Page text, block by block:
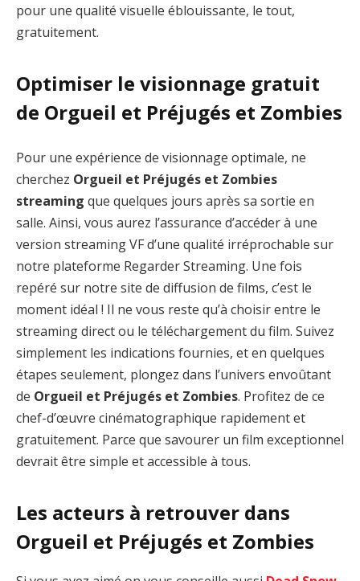
pour une qualité visuelle éblouissante, le tout,
gratuitement.
Optimiser le visionnage gratuit
de Orgueil et Préjugés et Zombies
Pour une expérience de visionnage optimale, ne
cherchez Orgueil et Préjugés et Zombies
streaming que quelques jours après sa sortie en
salle. Ainsi, vous aurez l’assurance d’accéder à une
version streaming VF d’une qualité irréprochable sur
notre plateforme Regarder Streaming. Une fois
repéré sur notre site de diffusion de films, c’est le
moment idéal ! Il ne vous reste qu’à choisir entre le
streaming direct ou le téléchargement du film. Suivez
simplement les indications fournies, et en quelques
étapes seulement, plongez dans l’univers envoûtant
de Orgueil et Préjugés et Zombies. Profitez de ce
chef-d’œuvre cinématographique rapidement et
gratuitement. Parce que savourer un film exceptionnel
devrait être simple et accessible à tous.
Les acteurs à retrouver dans
Orgueil et Préjugés et Zombies